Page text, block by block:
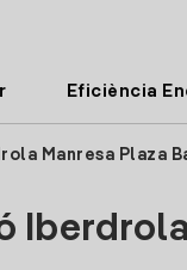
Eficiència
Manresa Plaza